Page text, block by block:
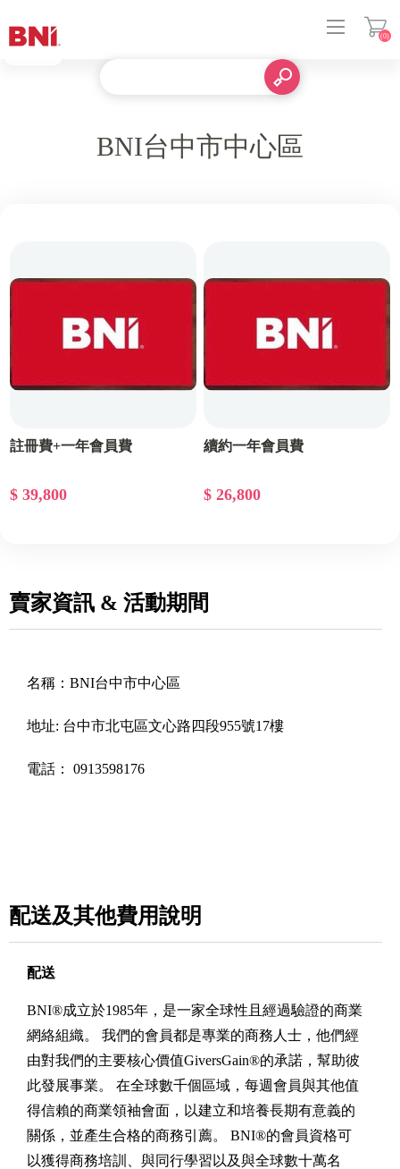
(0)
BNI台中市中心區
註冊費+一年會員費
$ 39,800
續約一年會員費
$ 26,800
賣家資訊 & 活動期間
名稱： BNI台中市中心區
地址: 台中市北屯區文心路四段955號17樓
電話： 0913598176
配送及其他費用說明
配送
BNI®成立於1985年，是一家全球性且經過驗證的商業
網絡組織。 我們的會員都是專業的商務人士，他們經
由對我們的主要核心價值GiversGain®的承諾，幫助彼
此發展事業。 在全球數千個區域，每週會員與其他值
得信賴的商業領袖會面，以建立和培養長期有意義的
關係，並產生合格的商務引薦。 BNI®的會員資格可
以獲得商務培訓、與同行學習以及與全球數十萬名